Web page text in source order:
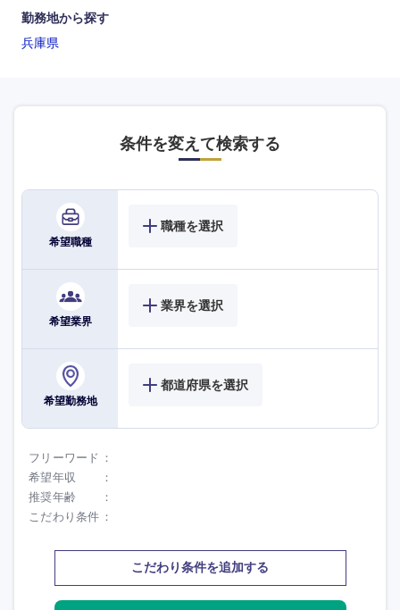
勤務地から探す
兵庫県
条件を変えて検索する
希望職種
職種を選択
希望業界
業界を選択
希望勤務地
都道府県を選択
フリーワード
希望年収
推奨年齢
こだわり条件
こだわり条件を追加する